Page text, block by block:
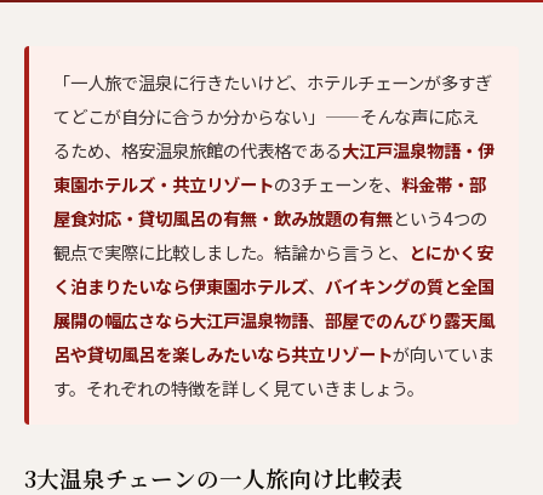
「一人旅で温泉に行きたいけど、ホテルチェーンが多すぎ
てどこが自分に合うか分からない」——そんな声に応え
るため、格安温泉旅館の代表格である大江戸温泉物語・伊
東園ホテルズ・共立リゾートの3チェーンを、 料金帯・部
屋食対応・貸切風呂の有無・飲み放題の有無という4つの
観点で実際に比較しました。結論から言うと、
とにかく安
く泊まりたいなら伊東園ホテルズ、 バイキングの質と全国
展開の幅広さなら大江戸温泉物語、 部屋でのんびり露天風
呂や貸切風呂を楽しみたいなら共立リゾートが向いていま
す。それぞれの特徴を詳しく見ていきましょう。
3大温泉チェーンの一人旅向け比較表